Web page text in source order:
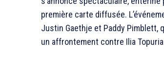
première carte diffusée.
Justin Gaethje et Paddy Pimblett,
un affrontement contre Ilia